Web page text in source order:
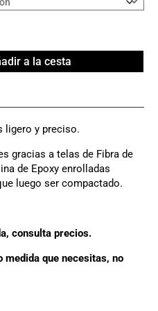
a la cesta
ligero y preciso.
gracias a telas de Fibra de
de Epoxy enrolladas
luego ser compactado.
consulta precios.
medida que necesitas, no